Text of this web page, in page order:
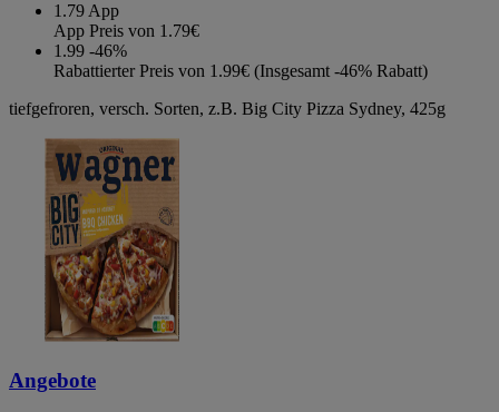
1.79 App
App Preis von 1.79€
1.99 -46%
Rabattierter Preis von 1.99€ (Insgesamt -46% Rabatt)
tiefgefroren, versch. Sorten, z.B. Big City Pizza Sydney, 425g
Angebote